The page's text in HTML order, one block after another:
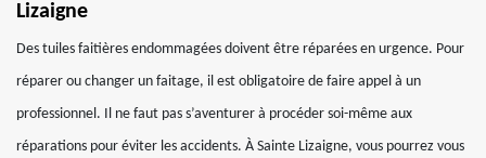
Lizaigne
Des tuiles faitières endommagées doivent être réparées en urgence. Pour
réparer ou changer un faitage, il est obligatoire de faire appel à un
professionnel. Il ne faut pas s’aventurer à procéder soi-même aux
réparations pour éviter les accidents. À Sainte Lizaigne, vous pourrez vous